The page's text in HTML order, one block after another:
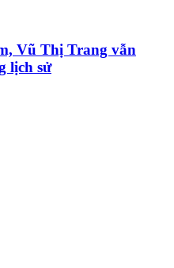
Vũ Thị Trang vẫn
lịch sử